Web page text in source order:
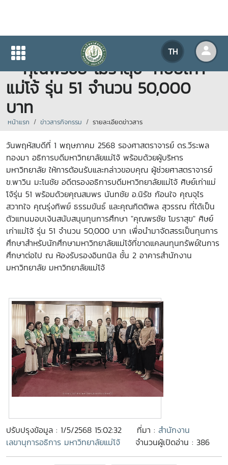
TH
รับมอบเงินสนับสนุนทุนการศึกษา
“ "คุณพรชัย โมราสุข" ศิษย์เก่า
แม่โจ้ รุ่น 51 จำนวน 50,000
บาท
หน้าแรก ข่าวสารกิจกรรม รายละเอียดข่าวสาร
วันพฤหัสบดีที่ 1 พฤษภาคม 2568 รองศาสตราจารย์ ดร.วีระพล
ทองมา อธิการบดีมหาวิทยาลัยแม่โจ้ พร้อมด้วยผู้บริหาร
มหาวิทยาลัย ให้การต้อนรับและกล่าวขอบคุณ ผู้ช่วยศาสตราจารย์
ฃ.พาวิน มะโนชัย อดีตรองอธิการบดีมหาวิทยาลัยแม่โจ้ ศิษย์เก่าแม่
โจ้รุ่น 51 พร้อมด้วยคุณสมพร นันทชัย อ.นิรัช ก้อนใจ คุณจุไร
สวาทใจ คุณรุ่งทิพย์ ธรรมขันธ์ และคุณกิตติพล สุวรรณ ที่ได้เป็น
ตัวแทนมอบเงินสนับสนุนทุนการศึกษา "คุณพรชัย โมราสุข" ศิษย์
เก่าแม่โจ้ รุ่น 51 จำนวน 50,000 บาท เพื่อนำมาจัดสรรเป็นทุนการ
ศึกษาสำหรับนักศึกษามหาวิทยาลัยแม่โจ้ที่ขาดแคลนทุนทรัพย์ในการ
ศึกษาต่อไป ณ ห้องรับรองอินทนิล ชั้น 2 อาคารสำนักงาน
มหาวิทยาลัย มหาวิทยาลัยแม่โจ้
ปรับปรุงข้อมูล : 1/5/2568 15:02:32 ที่มา : สำนักงาน
เลขานุการอธิการ มหาวิทยาลัยแม่โจ้
จำนวนผู้เปิดอ่าน : 386